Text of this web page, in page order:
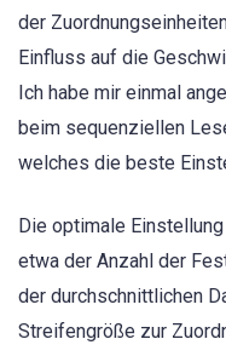
der
Einfluss auf die
Ich habe mir einmal
beim sequenziellen
welches die beste
Die optimale
etwa der Anzahl der
der durchschnittlichen
Streifengröße zur